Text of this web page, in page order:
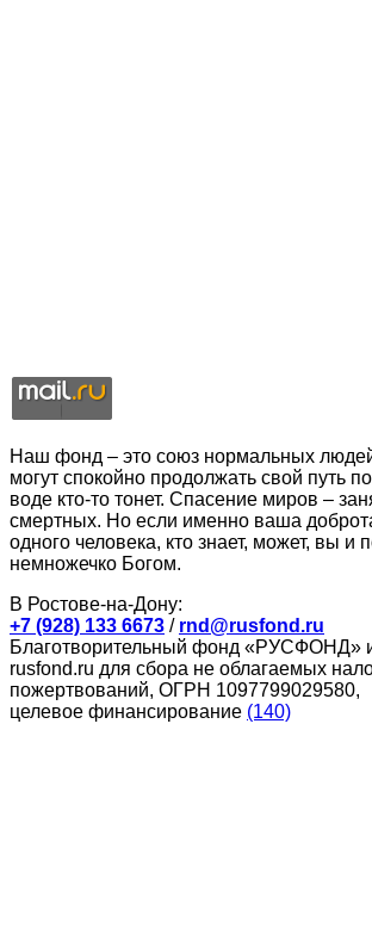
Наш фонд – это союз нормальных
могут спокойно продолжать свой путь по
воде кто-то тонет. Спасение миров –
смертных. Но если именно ваша
одного человека, кто знает, может, вы и
немножечко Богом.
В Ростове-на-Дону:
+7 (928) 133 6673 / rnd@rusfond.ru
Благотворительный фонд «РУСФОНД»
rusfond.ru для сбора не облагаемых
пожертвований, ОГРН 1097799029580,
целевое финансирование (140)